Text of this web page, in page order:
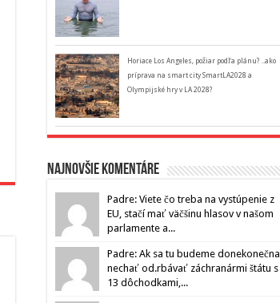
Horiace Los Angeles, požiar podľa plánu? ..ako
príprava na smart city SmartLA2028 a
Olympijské hry v LA 2028?
Najnovšie komentáre
Padre: Viete čo treba na vystúpenie z
EU, stačí mať väčšinu hlasov v našom
parlamente a...
Padre: Ak sa tu budeme donekonečna
nechať od.rbávať záchranármi štátu s
13 dôchodkami,...